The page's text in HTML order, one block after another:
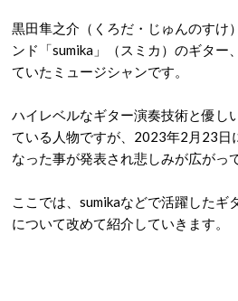
黒田隼之介（くろだ・じゅんのすけ
ンド「sumika」（スミカ）のギター
ていたミュージシャンです。
ハイレベルなギター演奏技術と優し
ている人物ですが、2023年2月23日
なった事が発表され悲しみが広がっ
ここでは、sumikaなどで活躍したギ
について改めて紹介していきます。